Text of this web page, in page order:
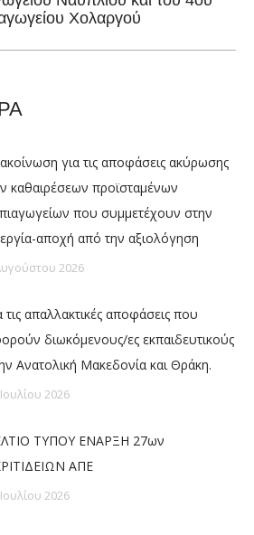
post:Χολαργού
για τις αποφάσεις ακύρωσης
καθαιρέσεων προϊσταμένων
που συμμετέχουν στην
αποχή από την αξιολόγηση
2026
τις απαλλακτικές αποφάσεις που
διωκόμενους/ες εκπαιδευτικούς
Ανατολική Μακεδονία και Θράκη.
2026
ΤΥΠΟΥ ΕΝΑΡΞΗ 27ων
ΑΠΕ
2026